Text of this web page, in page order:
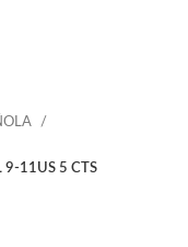
9-11US 5 CTS